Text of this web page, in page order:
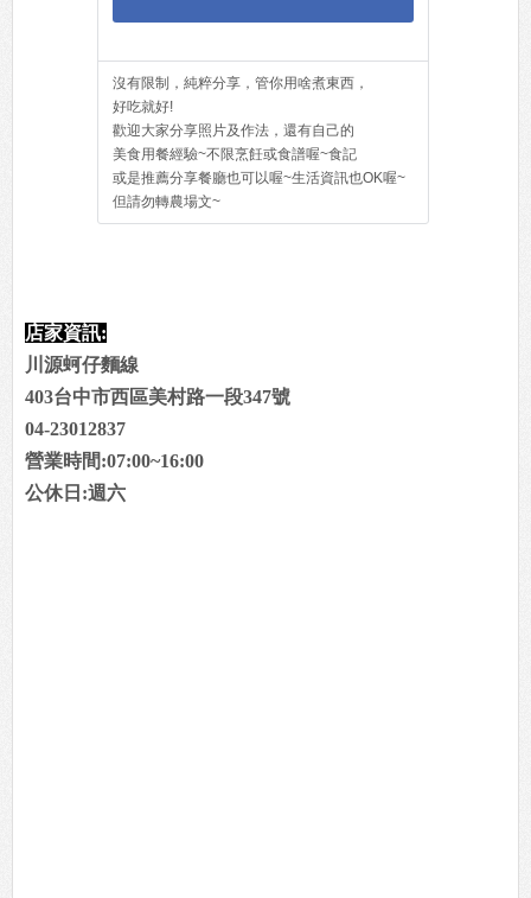
沒有限制，純粹分享，管你用啥煮東西，
好吃就好!
歡迎大家分享照片及作法，還有自己的
美食用餐經驗~不限烹飪或食譜喔~食記
或是推薦分享餐廳也可以喔~生活資訊也OK喔~
但請勿轉農場文~
店家資訊:
川源蚵仔麵線
403台中市西區美村路一段347號
04-23012837
營業時間:07:00~16:00
公休日:週六